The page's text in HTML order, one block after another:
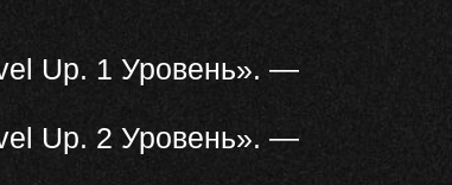
Up. 1 Уровень». —
Up. 2 Уровень». —